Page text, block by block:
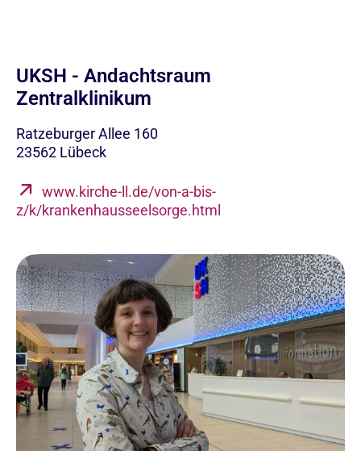
UKSH - Andachtsraum
Zentralklinikum
Ratzeburger Allee 160
23562 Lübeck
www.kirche-ll.de/von-a-bis-
z/k/krankenhausseelsorge.html